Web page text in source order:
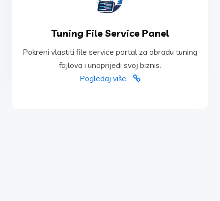
Tuning File Service Panel
Pokreni vlastiti file service portal za obradu tuning
fajlova i unaprijedi svoj biznis.
Pogledaj više
File Service Panel
Pokreni vlastiti file service portal za obradu tuning
fajlova i unaprijedi svoj biznis.
POGLEDAJ VIŠE